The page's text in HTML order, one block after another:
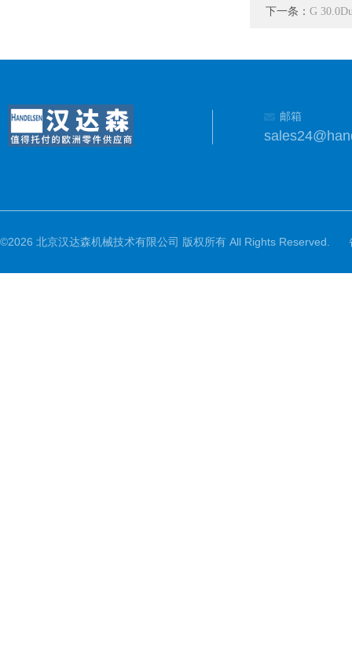
下一条： G
邮箱
©2026 北京汉达森机械技术有限公司 版权所有 All Rights Reserved.